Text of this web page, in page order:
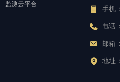
监测云平台
手机：
电话：
邮箱：
地址：